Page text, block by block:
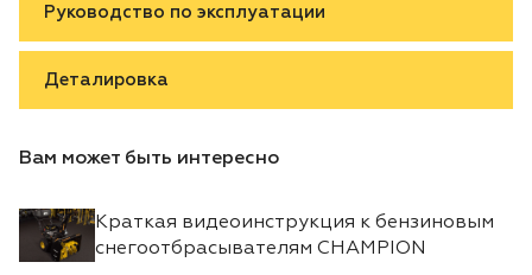
Руководство по эксплуатации
Деталировка
Вам может быть интересно
Краткая видеоинструкция к бензиновым
снегоотбрасывателям CHAMPION